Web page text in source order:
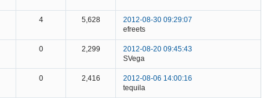
4 5,628
2012-08-30 09:29:07
efreets
0 2,299
2012-08-20 09:45:43
SVega
0 2,416
2012-08-06 14:00:16
tequila